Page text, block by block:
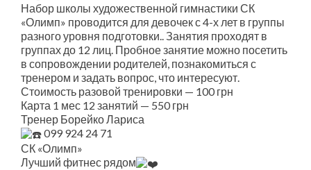
Набор школы художественной гимнастики СК
«Олимп» проводится для девочек с 4-х лет в группы
разного уровня подготовки.. Занятия проходят в
группах до 12 лиц. Пробное занятие можно посетить
в сопровождении родителей, познакомиться с
тренером и задать вопрос, что интересуют.
Стоимость разовой тренировки — 100 грн
Карта 1 мес 12 занятий — 550 грн
Тренер Борейко Лариса
099 924 24 71
СК «Олимп»
Лучший фитнес рядом